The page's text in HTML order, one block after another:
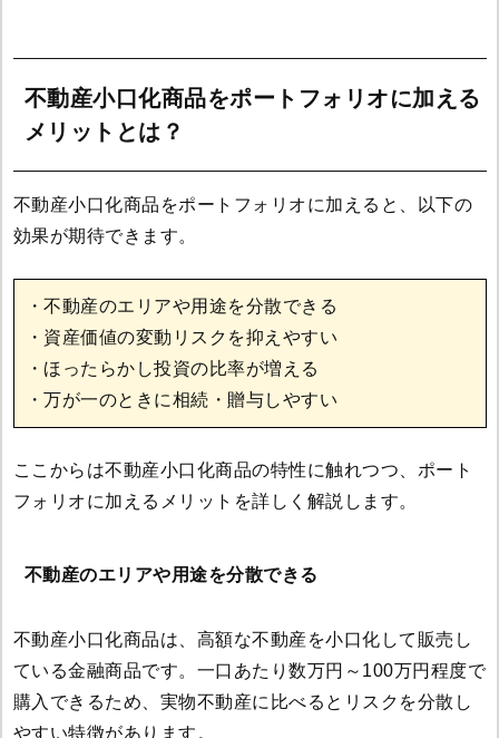
不動産小口化商品をポートフォリオに加える
メリットとは？
不動産小口化商品をポートフォリオに加えると、以下の
効果が期待できます。
・不動産のエリアや用途を分散できる
・資産価値の変動リスクを抑えやすい
・ほったらかし投資の比率が増える
・万が一のときに相続・贈与しやすい
ここからは不動産小口化商品の特性に触れつつ、ポート
フォリオに加えるメリットを詳しく解説します。
不動産のエリアや用途を分散できる
不動産小口化商品は、高額な不動産を小口化して販売し
ている金融商品です。一口あたり数万円～100万円程度で
購入できるため、実物不動産に比べるとリスクを分散し
やすい特徴があります。